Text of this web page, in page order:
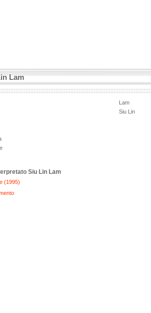
Lam
Lam
Siu Lin
Siu Lin Lam
(1995)